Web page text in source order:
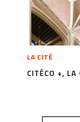
LA CITÉ
CITÉCO +, LA